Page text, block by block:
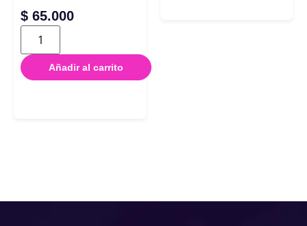
$ 65.000
Añadir al carrito